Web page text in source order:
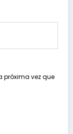
próxima vez que